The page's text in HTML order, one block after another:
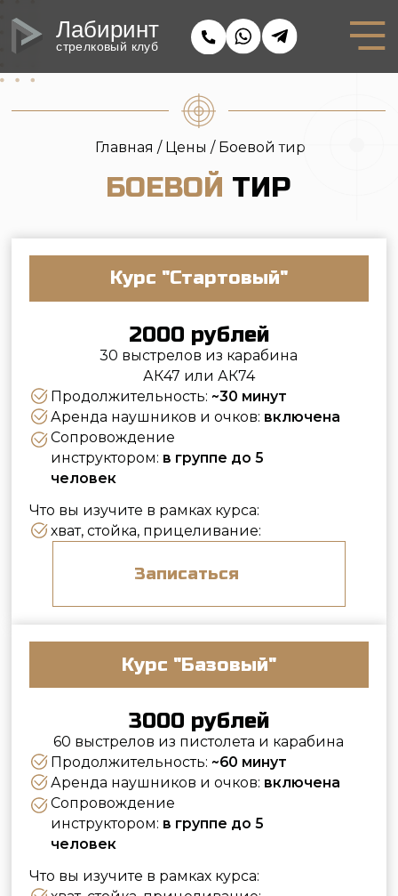
стрелковый клуб
Лабиринт
Главная /Цены/ Боевой тир
2000 рублей
30 выстрелов из карабина
АК47 или АК74
Продолжительность:~30 минут
Сопровождение
инструктором:
в группе до 5
Что вы изучите в рамках курса:
хват, стойка, прицеливание:
Записаться
Курс "Базовый"
3000 рублей
Продолжительность:~60 минут
Сопровождение
инструктором:в группе до 5
человек
Что вы изучите в рамках курса:
контролируемая пара
Записаться
Курс
"Расширенный"
5000 рублей
120 выстрелов из 2 пистолетов и карабина
БОЕВОЙ ТИР